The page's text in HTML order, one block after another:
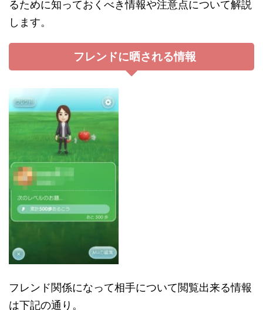
るために知っておくべき情報や注意点について解説
します。
フレンドに晒される情報
フレンド関係になって相手について閲覧出来る情報
は下記の通り。